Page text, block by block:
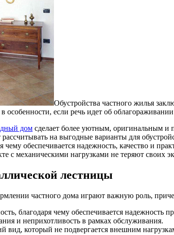
Обустройства частного жилья
особенности, если речь идет об
дом сделает более уютным, оригинальным и
на выгодные варианты для
чему обеспечивается надежность, качество и
с механическими нагрузками не теряют своих
лестницы
частного дома играют важную роль,
благодаря чему обеспечивается надежность
и неприхотливость в рамках обслуживания.
вид, который не подвергается внешним